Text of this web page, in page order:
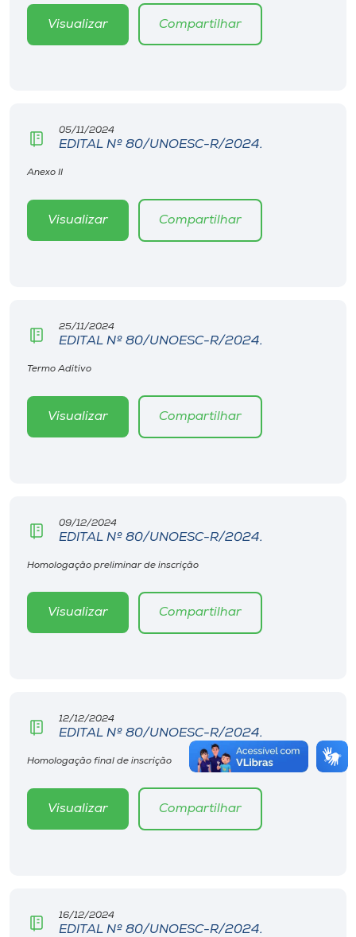
SelecioneVisualizar Compartilhar
05/11/2024
EDITAL Nº 80/UNOESC-R/2024.
Anexo II
Visualizar Compartilhar
25/11/2024
EDITAL Nº 80/UNOESC-R/2024.
Termo Aditivo
Visualizar Compartilhar
09/12/2024
EDITAL Nº 80/UNOESC-R/2024.
Homologação preliminar de inscrição
Visualizar Compartilhar
12/12/2024
EDITAL Nº 80/UNOESC-R/2024.
Homologação final de inscrição
Visualizar Compartilhar
16/12/2024
EDITAL Nº 80/UNOESC-R/2024.